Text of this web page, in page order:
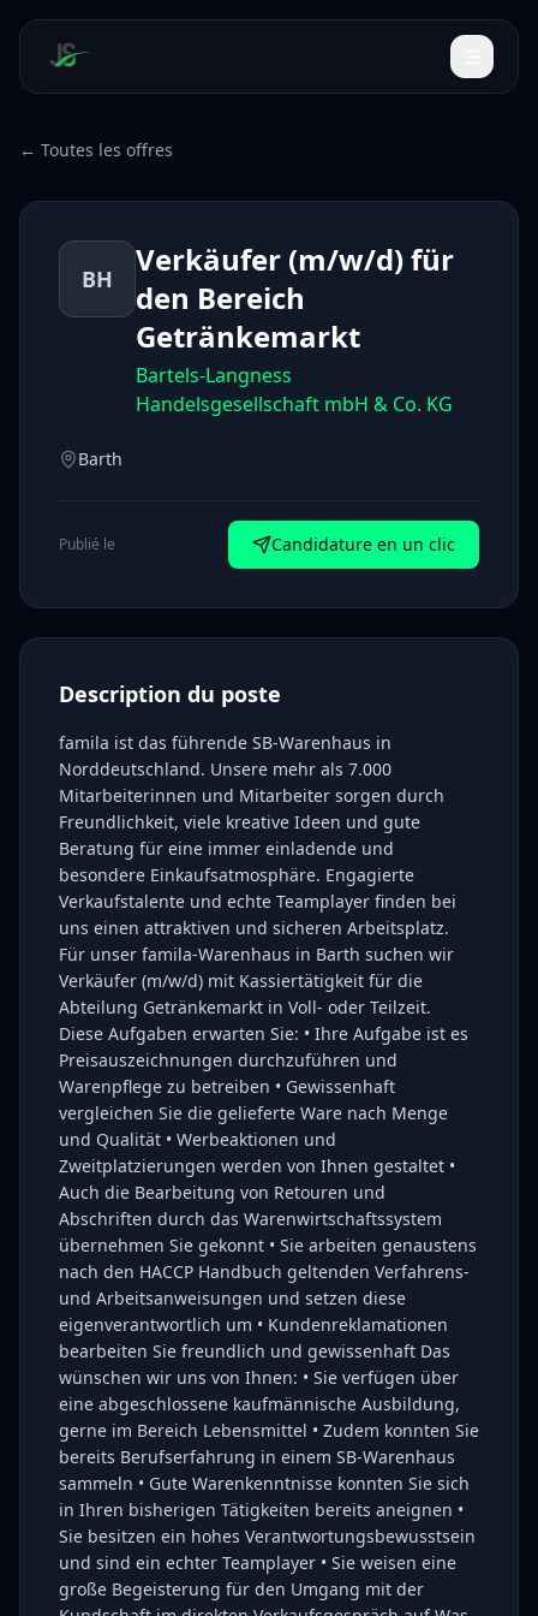
← Toutes les offres
BH
Verkäufer (m/w/d) für
den Bereich
Getränkemarkt
Bartels-Langness
Handelsgesellschaft mbH & Co. KG
Barth
Publié le Candidature en un clic
Description du poste
famila ist das führende SB-Warenhaus in
Norddeutschland. Unsere mehr als 7.000
Mitarbeiterinnen und Mitarbeiter sorgen durch
Freundlichkeit, viele kreative Ideen und gute
Beratung für eine immer einladende und
besondere Einkaufsatmosphäre. Engagierte
Verkaufstalente und echte Teamplayer finden bei
uns einen attraktiven und sicheren Arbeitsplatz.
Für unser famila-Warenhaus in Barth suchen wir
Verkäufer (m/w/d) mit Kassiertätigkeit für die
Abteilung Getränkemarkt in Voll- oder Teilzeit.
Diese Aufgaben erwarten Sie: • Ihre Aufgabe ist es
Preisauszeichnungen durchzuführen und
Warenpflege zu betreiben • Gewissenhaft
vergleichen Sie die gelieferte Ware nach Menge
und Qualität • Werbeaktionen und
Zweitplatzierungen werden von Ihnen gestaltet •
Auch die Bearbeitung von Retouren und
Abschriften durch das Warenwirtschaftssystem
übernehmen Sie gekonnt • Sie arbeiten genaustens
nach den HACCP Handbuch geltenden Verfahrens-
und Arbeitsanweisungen und setzen diese
eigenverantwortlich um • Kundenreklamationen
bearbeiten Sie freundlich und gewissenhaft Das
wünschen wir uns von Ihnen: • Sie verfügen über
eine abgeschlossene kaufmännische Ausbildung,
gerne im Bereich Lebensmittel • Zudem konnten Sie
bereits Berufserfahrung in einem SB-Warenhaus
sammeln • Gute Warenkenntnisse konnten Sie sich
in Ihren bisherigen Tätigkeiten bereits aneignen •
Sie besitzen ein hohes Verantwortungsbewusstsein
und sind ein echter Teamplayer • Sie weisen eine
große Begeisterung für den Umgang mit der